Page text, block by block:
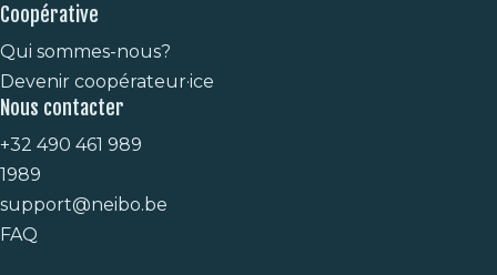
Coopérative
Qui sommes-nous?
Devenir coopérateur·ice
Nous contacter
+32 490 461 989
1989
support@neibo.be
FAQ